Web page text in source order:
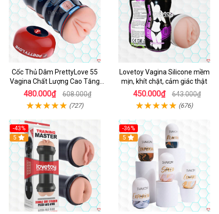
Cốc Thủ Dâm PrettyLove 55
Vagina Chất Lượng Cao Tăng
Khoái Cảm
480.000₫ 608.000₫
(727)
Lovetoy Vagina Silicone mềm
mịn, khít chặt, cảm giác thật
450.000₫ 643.000₫
(676)
-43%
Hot
5
-36%
Hot
5